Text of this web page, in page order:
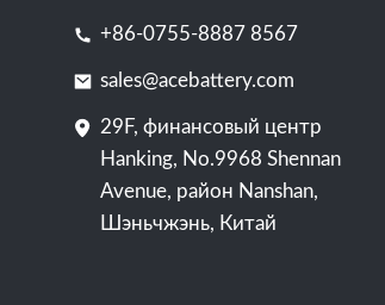
+86-0755-8887 8567
sales@acebattery.com
29F, финансовый центр
Hanking, No.9968 Shennan
Avenue, район Nanshan,
Шэньчжэнь, Китай